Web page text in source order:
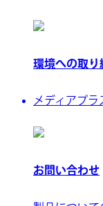
環境への取り
メディアプ
お問い合わせ